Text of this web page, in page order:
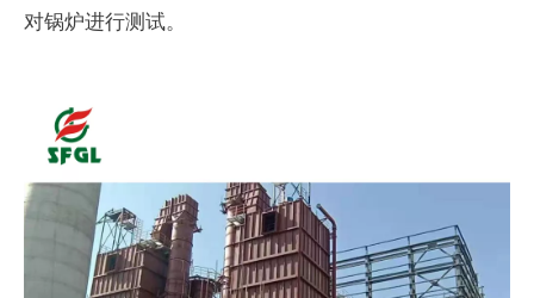
对锅炉进行测试。